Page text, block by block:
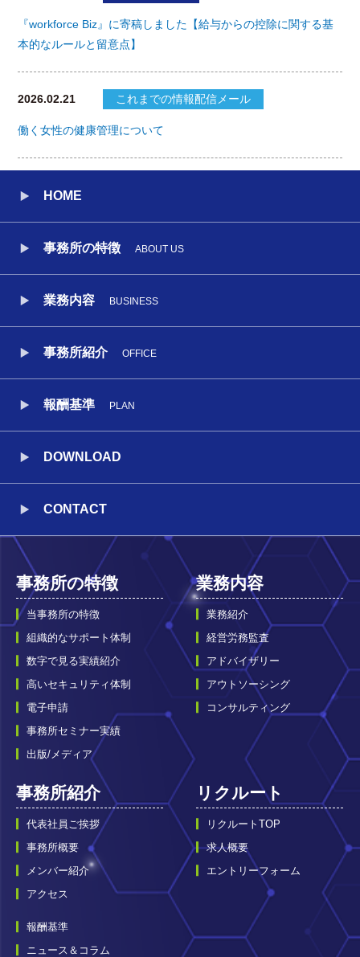
『workforce Biz』に寄稿しました【給与からの控除に関する基
本的なルールと留意点】
2026.02.21 これまでの情報配信メール
働く女性の健康管理について
HOME
事務所の特徴 ABOUT US
業務内容 BUSINESS
事務所紹介 OFFICE
報酬基準 PLAN
DOWNLOAD
CONTACT
事務所の特徴
当事務所の特徴
組織的なサポート体制
数字で見る実績紹介
高いセキュリティ体制
電子申請
事務所セミナー実績
出版/メディア
業務内容
業務紹介
経営労務監査
アドバイザリー
アウトソーシング
コンサルティング
事務所紹介
代表社員ご挨拶
事務所概要
メンバー紹介
アクセス
リクルート
リクルートTOP
求人概要
エントリーフォーム
報酬基準
ニュース＆コラム